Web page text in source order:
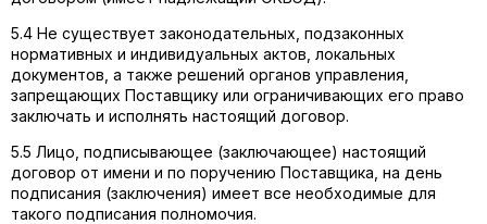
5.4 Не существует законодательных, подзаконных
нормативных и индивидуальных актов, локальных
документов, а также решений органов управления,
запрещающих Поставщику или ограничивающих его право
заключать и исполнять настоящий договор.
5.5 Лицо, подписывающее (заключающее) настоящий
договор от имени и по поручению Поставщика, на день
подписания (заключения) имеет все необходимые для
такого подписания полномочия.